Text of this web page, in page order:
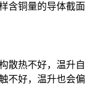
含铜量的导体截面
散热不好，温升自
不好，温升也会偏